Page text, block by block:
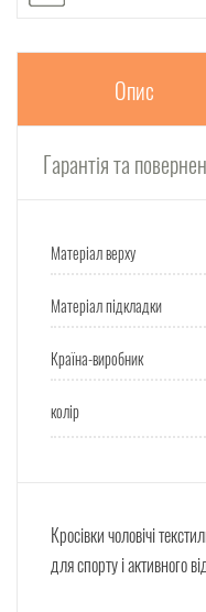
Опис
Гарантія та
Матеріал верху
Матеріал підкладки
Країна-виробник
колір
Кросівки чоловічі
для спорту і активного